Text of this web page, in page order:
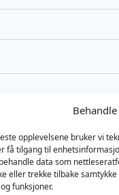
opplevelsene bruker vi
få tilgang til
data som
eller trekke tilbake
funksjoner.
bestemte Ulrik
seg for å starte